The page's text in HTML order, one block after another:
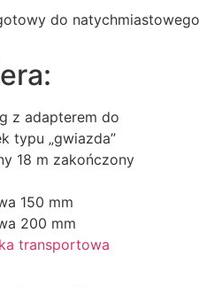
do natychmiastowego
z adapterem do
typu „gwiazda”
18 m zakończony
150 mm
200 mm
transportowa